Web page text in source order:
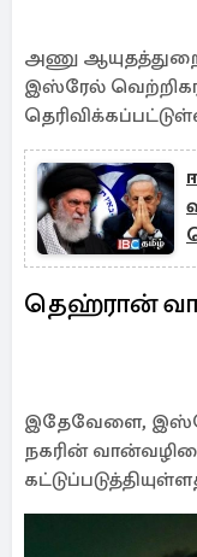
அணு
இஸ்ரேல்
தெஹ்ரான்
இதேவேளை,
நகரின்